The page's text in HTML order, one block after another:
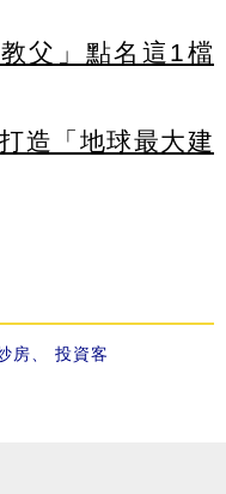
父」點名這1檔
造「地球最大建
房 投資客